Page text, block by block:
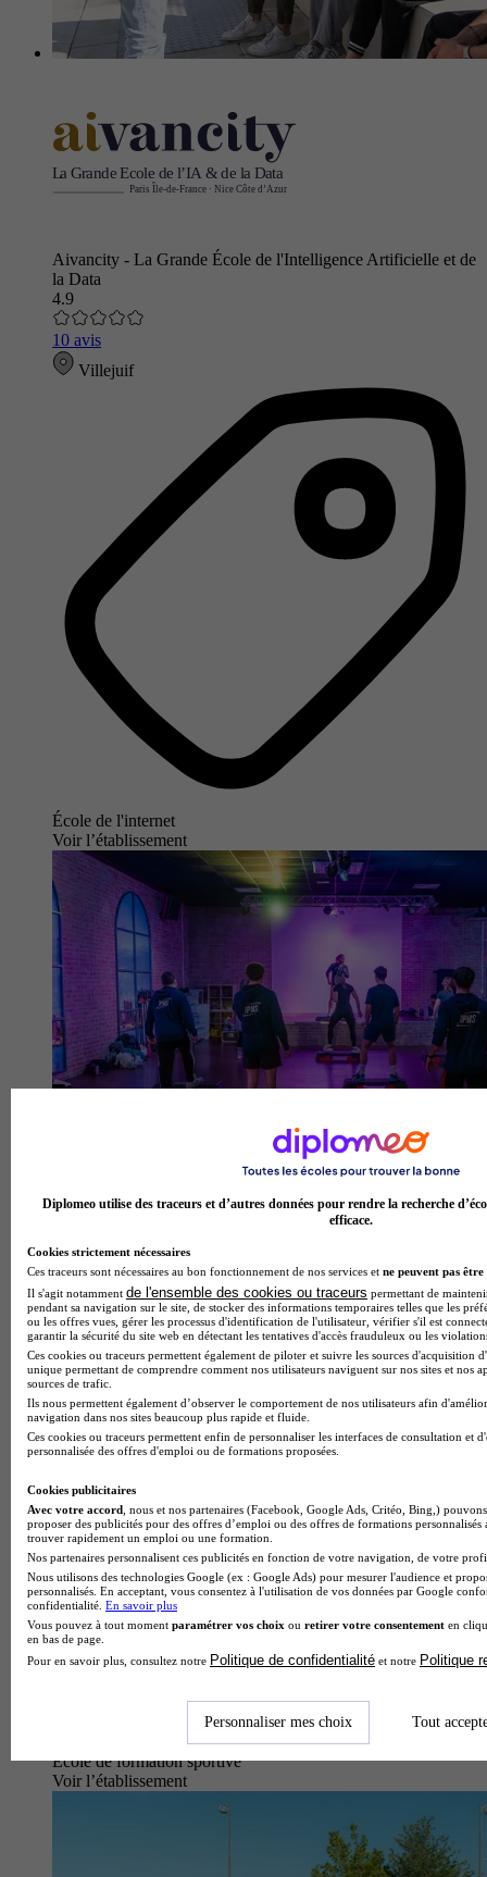
Aivancity - La Grande École de l'Intelligence Artificielle et de
la Data
4.9
10 avis
Villejuif
École de l'internet
Voir l’établissement
Institut Professionnel des Métiers du Sport - Strasbourg
1 avis
Strasbourg
École de formation sportive
Voir l’établissement
Diplomeo utilise des traceurs et d’autres données pour rendre la recherche
efficace.
Cookies strictement nécessaires
Ces traceurs sont nécessaires au bon fonctionnement de nos services et ne peuvent pas être
Il s'agit notamment de l'ensemble des cookies ou traceurs permettant de
pendant sa navigation sur le site, de stocker des informations temporaires telles que les
ou les offres vues, gérer les processus d'identification de l'utilisateur, vérifier s'il est
garantir la sécurité du site web en détectant les tentatives d'accès frauduleux ou les
Ces cookies ou traceurs permettent également de piloter et suivre les sources d'acquisition
unique permettant de comprendre comment nos utilisateurs naviguent sur nos sites et nos
sources de trafic.
Ils nous permettent également d’observer le comportement de nos utilisateurs afin
navigation dans nos sites beaucoup plus rapide et fluide.
Ces cookies ou traceurs permettent enfin de personnaliser les interfaces de consultation et
personnalisée des offres d'emploi ou de formations proposées.
Cookies publicitaires
Avec votre accord , nous et nos partenaires (Facebook, Google Ads, Critéo, Bing,)
proposer des publicités pour des offres d’emploi ou des offres de formations
trouver rapidement un emploi ou une formation.
Nos partenaires personnalisent ces publicités en fonction de votre navigation, de votre
Nous utilisons des technologies Google (ex : Google Ads) pour mesurer l'audience et
personnalisés. En acceptant, vous consentez à l'utilisation de vos données par Google
confidentialité. En savoir plus
Vous pouvez à tout moment paramétrer vos choix ou retirer votre consentement en
en bas de page.
Pour en savoir plus, consultez notre Politique de confidentialité et notre Politique
Personnaliser mes choix Tout